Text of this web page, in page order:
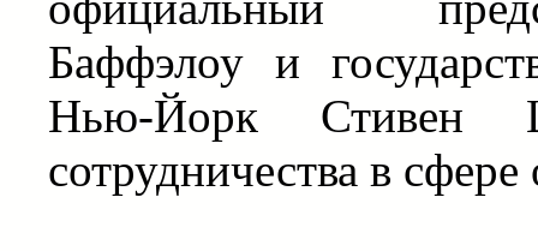
Баффэлоу и
Нью-Йорк Стивен
сотрудничества в сфере